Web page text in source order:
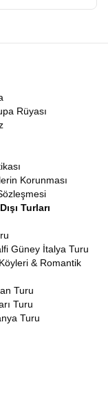
Rüyası
Korunması
Turları
Güney İtalya Turu
& Romantik
Turu
Turu
Turu